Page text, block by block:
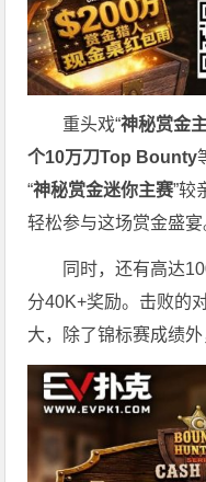
重头戏“神秘赏金
个10万刀Top Bounty
“神秘赏金迷你主赛”较
轻松参与这场赏金盛宴
同时，还有高达
分40K+奖励。击败的
大，除了锦标赛成绩外